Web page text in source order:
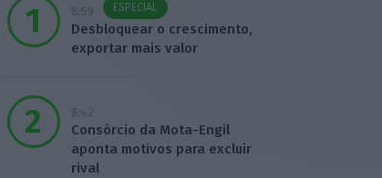
8:59 ESPECIAL
Desbloquear o crescimento,
exportar mais valor
8:42
Consórcio da Mota-Engil
aponta motivos para excluir
rival